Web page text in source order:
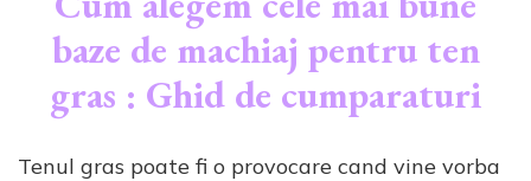
baze de machiaj pentru ten
gras : Ghid de cumparaturi
Tenul gras poate fi o provocare cand vine vorba